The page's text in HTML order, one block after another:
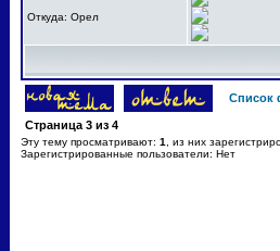
Откуда: Орел
Список
Страница 3 из 4
Эту тему просматривают: 1
, из них
Зарегистрированные пользователи: Нет